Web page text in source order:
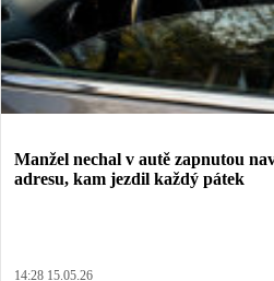
Manžel nechal v autě zapnutou
adresu, kam jezdil každý pátek
14:28 15.05.26